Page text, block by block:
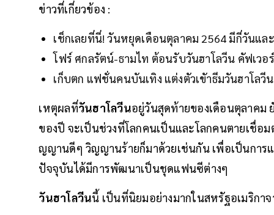
ข่าวที่เกี่ยวข้อง :
เช็กเลยที่นี่! วันหยุดเดือนตุลาคม 2564 มีกี่วันแล
โฟร์ ศกลรัตน์-ธามไท ต้อนรับวันฮาโลวีน คัฟเวอ
เก็บตก แฟชั่นคนบันเทิง แต่งตัวเขัาธีมวันฮาโลวีน
เหตุผลที่วันฮาโลวีนอยู่วันสุดท้ายของเดือนตุลาคม
ของปี จะเป็นช่วงที่โลกคนเป็นและโลกคนตายเชื่อ
ญญานดีๆ วิญญานร้ายก็มาด้วยเช่นกัน เพื่อเป็นการ
ปัจจุบันได้มีการพัฒนาเป็นชุดแฟนซีต่างๆ
วันฮาโลวีนนี้ เป็นที่นิยมอย่างมากในสหรัฐอเมริกา